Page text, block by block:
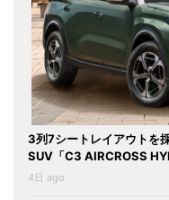
3列7シートレイアウトを
SUV「C3 AIRCROSS
4日 ago